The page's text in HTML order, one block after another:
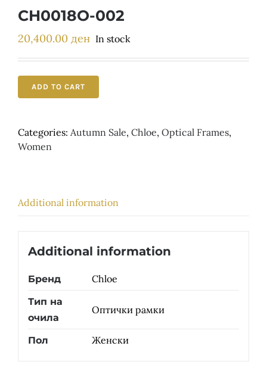
CH0018O-002
20,400.00 ден In stock
ADD TO CART
Categories: Autumn Sale, Chloe, Optical Frames,
Women
Additional information
Additional information
Бренд Chloe
Тип на
очила
Оптички рамки
Пол Женски